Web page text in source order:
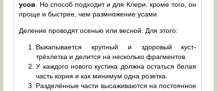
усов. Но способ подходит и для Клери. кроме того, он
проще и быстрее, чем размножение усами.
Деление проводят осенью или весной. Для этого:
Выкапывается крупный и здоровый куст-
трёхлетка и делится на несколько фрагментов.
У каждого нового кустика должна остаться белая
часть корня и как минимум одна розетка.
Разделённые части высаживаются на постоянное